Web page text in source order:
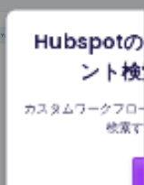
Hubspotの
ント
カスタムワークフロ
検索